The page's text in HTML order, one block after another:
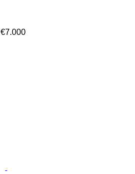
€7.000